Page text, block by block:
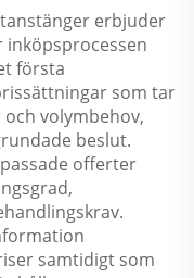
erbjuder
första
som tar
volymbehov,
beslut.
offerter
samtidigt som